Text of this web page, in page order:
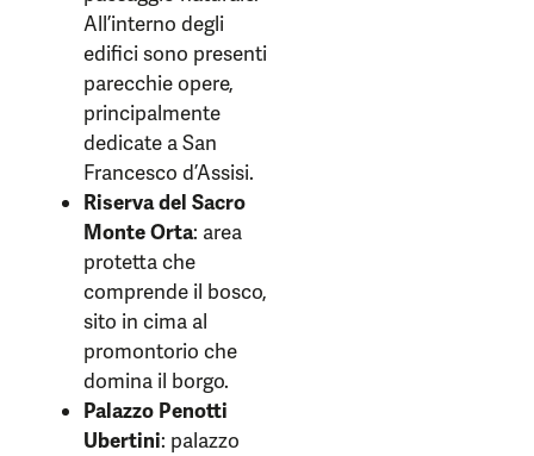
All’interno degli
edifici sono presenti
parecchie opere,
principalmente
dedicate a San
Francesco d’Assisi.
Riserva del Sacro
Monte Orta: area
protetta che
comprende il bosco,
sito in cima al
promontorio che
domina il borgo.
Palazzo Penotti
Ubertini: palazzo